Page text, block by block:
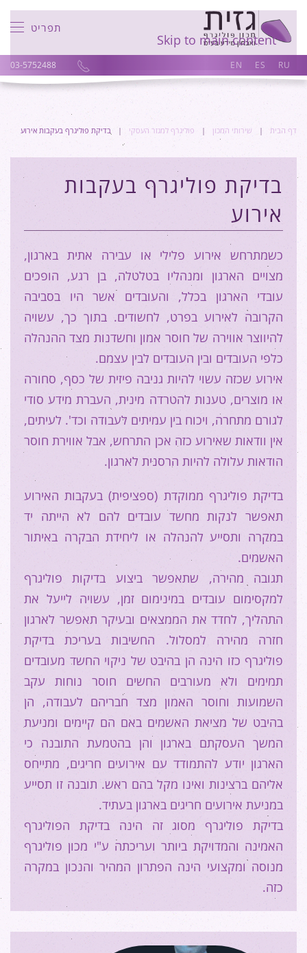
Skip to main content
תפריט
RU
ES
EN
03-5752488
דף הבית שירותי המכון פוליגרף למגזר העסקי בדיקת פוליגרף בעקבות אירוע
בדיקת פוליגרף בעקבות
אירוע
כשמתרחש אירוע פלילי או עבירה אתית בארגון,
מצויים הארגון ומנהליו בטלטלה, בן רגע, הופכים
עובדי הארגון בכלל, והעובדים אשר היו בסביבה
הקרובה לאירוע בפרט, לחשודים. בתוך כך, עשויה
להיווצר אווירה של חוסר אמון וחשדנות מצד ההנהלה
כלפי העובדים ובין העובדים לבין עצמם.
אירוע שכזה עשוי להיות גניבה פיזית של כסף, סחורה
או מוצרים, טענות להטרדה מינית, העברת מידע סודי
לגורם מתחרה, ויכוח בין עמיתים לעבודה וכד'. לעיתים,
אין וודאות שאירוע כזה אכן התרחש, אבל אווירת חוסר
הודאות עלולה להיות הרסנית לארגון.
בדיקת פוליגרף ממוקדת (ספציפית) בעקבות האירוע
תאפשר לנקות מחשד עובדים להם לא הייתה יד
במקרה ותסייע להנהלה או ליחידת הבקרה באיתור
האשמים.
תגובה מהירה, שתאפשר ביצוע בדיקות פוליגרף
למקסימום עובדים במינימום זמן, עשויה לייעל את
התהליך, לחדד את הממצאים ובעיקר תאפשר לארגון
חזרה מהירה למסלול. החשיבות בעריכת בדיקת
פוליגרף כזו הינה הן בהיבט של ניקוי החשד מעובדים
תמימים ולא מעורבים החשים חוסר נוחות עקב
השמועות וחוסר האמון מצד חבריהם לעבודה, הן
בהיבט של מציאת האשמים באם הם קיימים ומניעת
המשך העסקתם בארגון והן בהטמעת התובנה כי
הארגון יודע להתמודד עם אירועים חריגים, מתייחס
אליהם ברצינות ואינו מקל בהם ראש. תובנה זו תסייע
במניעת אירועים חריגים בארגון בעתיד.
בדיקת פוליגרף מסוג זה הינה בדיקת הפוליגרף
האמינה והמדויקת ביותר ועריכתה ע"י מכון פוליגרף
מנוסה ומקצועי הינה הפתרון המהיר והנכון במקרה
כזה.